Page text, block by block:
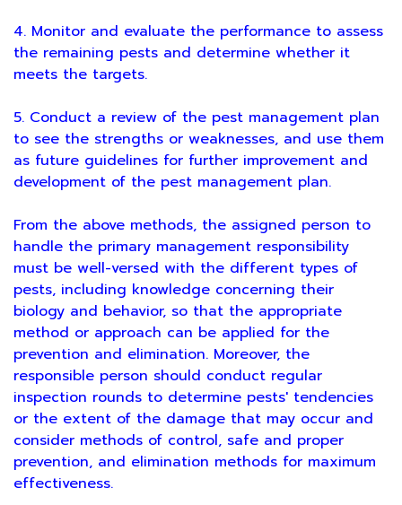
4. Monitor and evaluate the performance to assess
the remaining pests and determine whether it
meets the targets.
5. Conduct a review of the pest management plan
to see the strengths or weaknesses, and use them
as future guidelines for further improvement and
development of the pest management plan.
From the above methods, the assigned person to
handle the primary management responsibility
must be well-versed with the different types of
pests, including knowledge concerning their
biology and behavior, so that the appropriate
method or approach can be applied for the
prevention and elimination. Moreover, the
responsible person should conduct regular
inspection rounds to determine pests' tendencies
or the extent of the damage that may occur and
consider methods of control, safe and proper
prevention, and elimination methods for maximum
effectiveness.